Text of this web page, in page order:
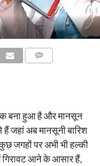
बना हुआ है और मानसून
जहां अब मानसूनी बारिश
जगहों पर अभी भी हल्की
गिरावट आने के आसार हैं,